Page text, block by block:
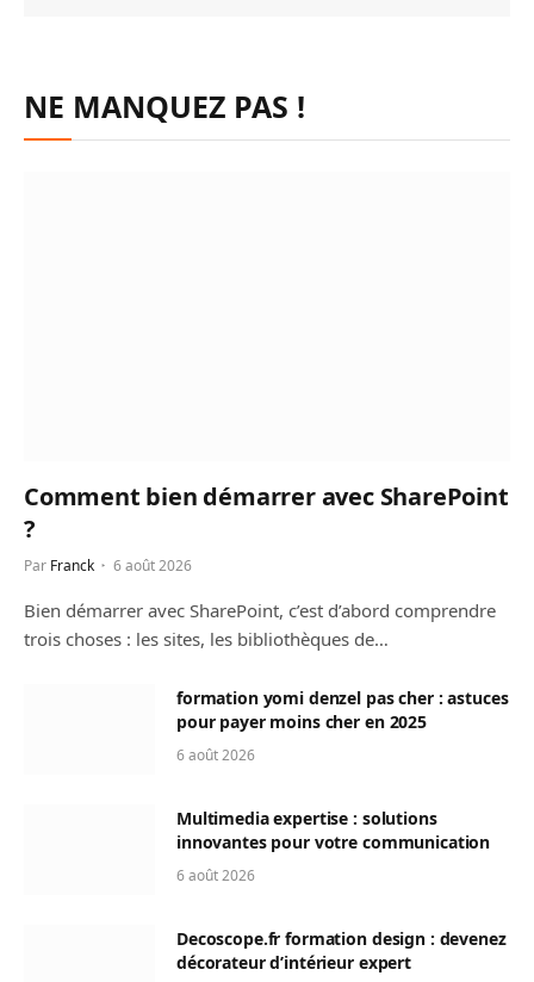
NE MANQUEZ PAS !
Comment bien démarrer avec SharePoint
?
Par Franck 6 août 2026
Bien démarrer avec SharePoint, c’est d’abord comprendre
trois choses : les sites, les bibliothèques de…
formation yomi denzel pas cher : astuces
pour payer moins cher en 2025
6 août 2026
Multimedia expertise : solutions
innovantes pour votre communication
6 août 2026
Decoscope.fr formation design : devenez
décorateur d’intérieur expert